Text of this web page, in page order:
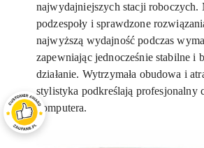
najwydajniejszych stacji roboczych.
podzespoły i sprawdzone
najwyższą wydajność podczas
zapewniając jednocześnie stabilne i
działanie. Wytrzymała obudowa i
stylistyka podkreślają profesjonalny
komputera.